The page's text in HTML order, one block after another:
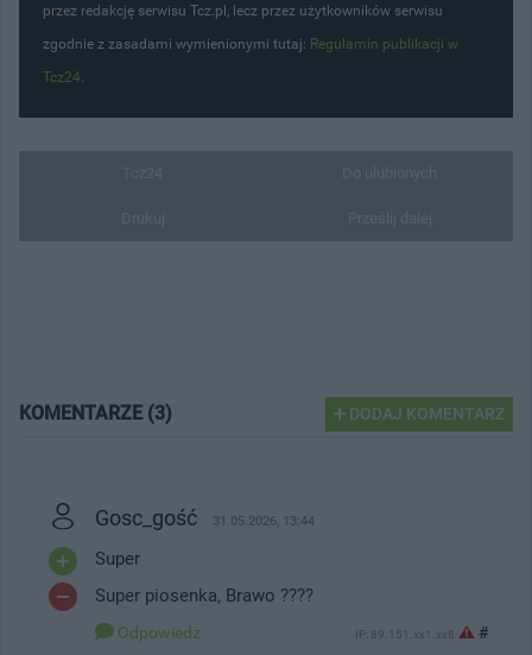
przez redakcję serwisu Tcz.pl, lecz przez użytkowników serwisu
zgodnie z zasadami wymienionymi tutaj: Regulamin publikacji w
Tcz24.
KOMENTARZE (3) DODAJ KOMENTARZ
Gosc_gość 31.05.2026, 13:44
Super
Super piosenka, Brawo ????
Odpowiedz IP: 89.151.xx1.xx8 #